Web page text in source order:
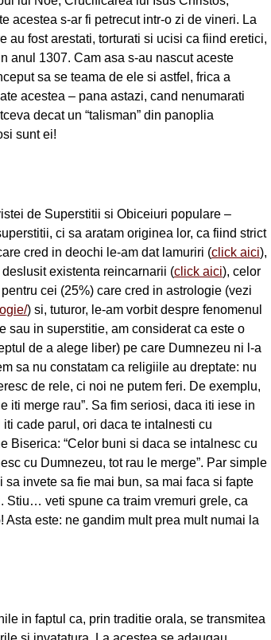
acestea s-ar fi petrecut intr-o zi de vineri. La
au fost arestati, torturati si ucisi ca fiind eretici,
anul 1307. Cam asa s-au nascut aceste
sa se teama de ele si astfel, frica a
acestea – pana astazi, cand nenumarati
decat un “talisman” din panoplia
sunt ei!
de Superstitii si Obiceiuri populare –
ci sa aratam originea lor, ca fiind strict
cred in deochi le-am dat lamuriri (click aici),
existenta reincarnarii (click aici), celor
cei (25%) care cred in astrologie (vezi
) si, tuturor, le-am vorbit despre fenomenul
sau in superstitie, am considerat ca este o
de a alege liber) pe care Dumnezeu ni l-a
sa nu constatam ca religiile au dreptate: nu
de rele, ci noi ne putem feri. De exemplu,
iti merge rau”. Sa fim seriosi, daca iti iese in
cade parul, ori daca te intalnesti cu
Biserica: “Celor buni si daca se intalnesc cu
cu Dumnezeu, tot rau le merge”. Par simple
invete sa fie mai bun, sa mai faca si fapte
Stiu… veti spune ca traim vremuri grele, ca
este: ne gandim mult prea mult numai la
in faptul ca, prin traditie orala, se transmitea